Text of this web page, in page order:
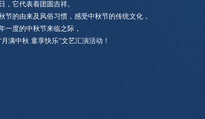
，它代表着团圆吉祥。
节的由来及风俗习惯，感受中秋节的传统文化，
一度的中秋节来临之际，
满中秋 童享快乐”文艺汇演活动！